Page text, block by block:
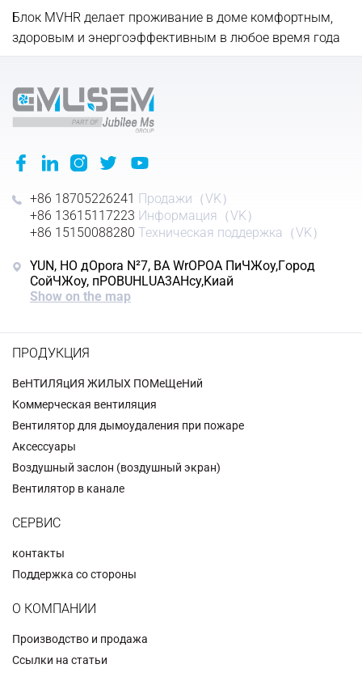
Блок MVHR делает проживание в доме комфортным,
здоровым и энергоэффективным в любое время года
+86 18705226241 Продажи（VK）
+86 13615117223 Информация（VK）
+86 15150088280 Техническая поддержка（VK）
YUN, HO дOpora N²7, BA WrOPOA ΠиЧЖoy,Гopoд
CoйЧЖoy, пPOBUHLUA3AHcy,Kиaй
Show on the map
ПРОДУКЦИЯ
BeHTИЛЯцИЯ ЖИЛЫX ПОMeЩeHий
Коммерческая вентиляция
Вентилятор для дымоудаления при пожаре
Аксессуары
Воздушный заслон (воздушный экран)
Вентилятор в канале
СЕРВИС
контакты
Поддержка со стороны
О КОМПАНИИ
Производство и продажа
Ссылки на статьи